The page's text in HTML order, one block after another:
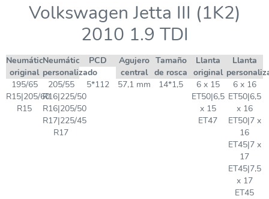
Volkswagen Jetta III (1K2)
2010 1.9 TDI
Neumático
original
Neumático
personalizado
PCD
Agujero
central
Tamaño
de rosca
Llanta
original
Llanta
195/65
R15|205/60
R15
205/55
R16|225/50
R16|205/50
R17|225/45
R17
5*112 57,1 mm 14*1,5
6 x 15
ET50|6,5
x 15
ET47
6 x 16
ET50|6,5
x 16
ET50|7 x
16
ET45|7 x
17
ET45|7,5
x 17
ET45